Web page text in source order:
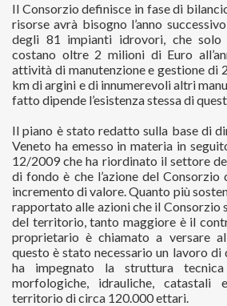
Il Consorzio definisce in fase di
risorse avrà bisogno l’anno
degli 81 impianti idrovori, che
costano oltre 2 milioni di Euro
attività di manutenzione e gestione di
km di argini e di innumerevoli altri
fatto dipende l’esistenza stessa di
Il piano è stato redatto sulla base di
Veneto ha emesso in materia in
12/2009 che ha riordinato il settore
di fondo è che l’azione del Consorzio
incremento di valore. Quanto più
rapportato alle azioni che il Consorzio
del territorio, tanto maggiore è il
proprietario è chiamato a versare
questo è stato necessario un lavoro
ha impegnato la struttura tecnica
morfologiche, idrauliche, catastali
territorio di circa 120.000 ettari.